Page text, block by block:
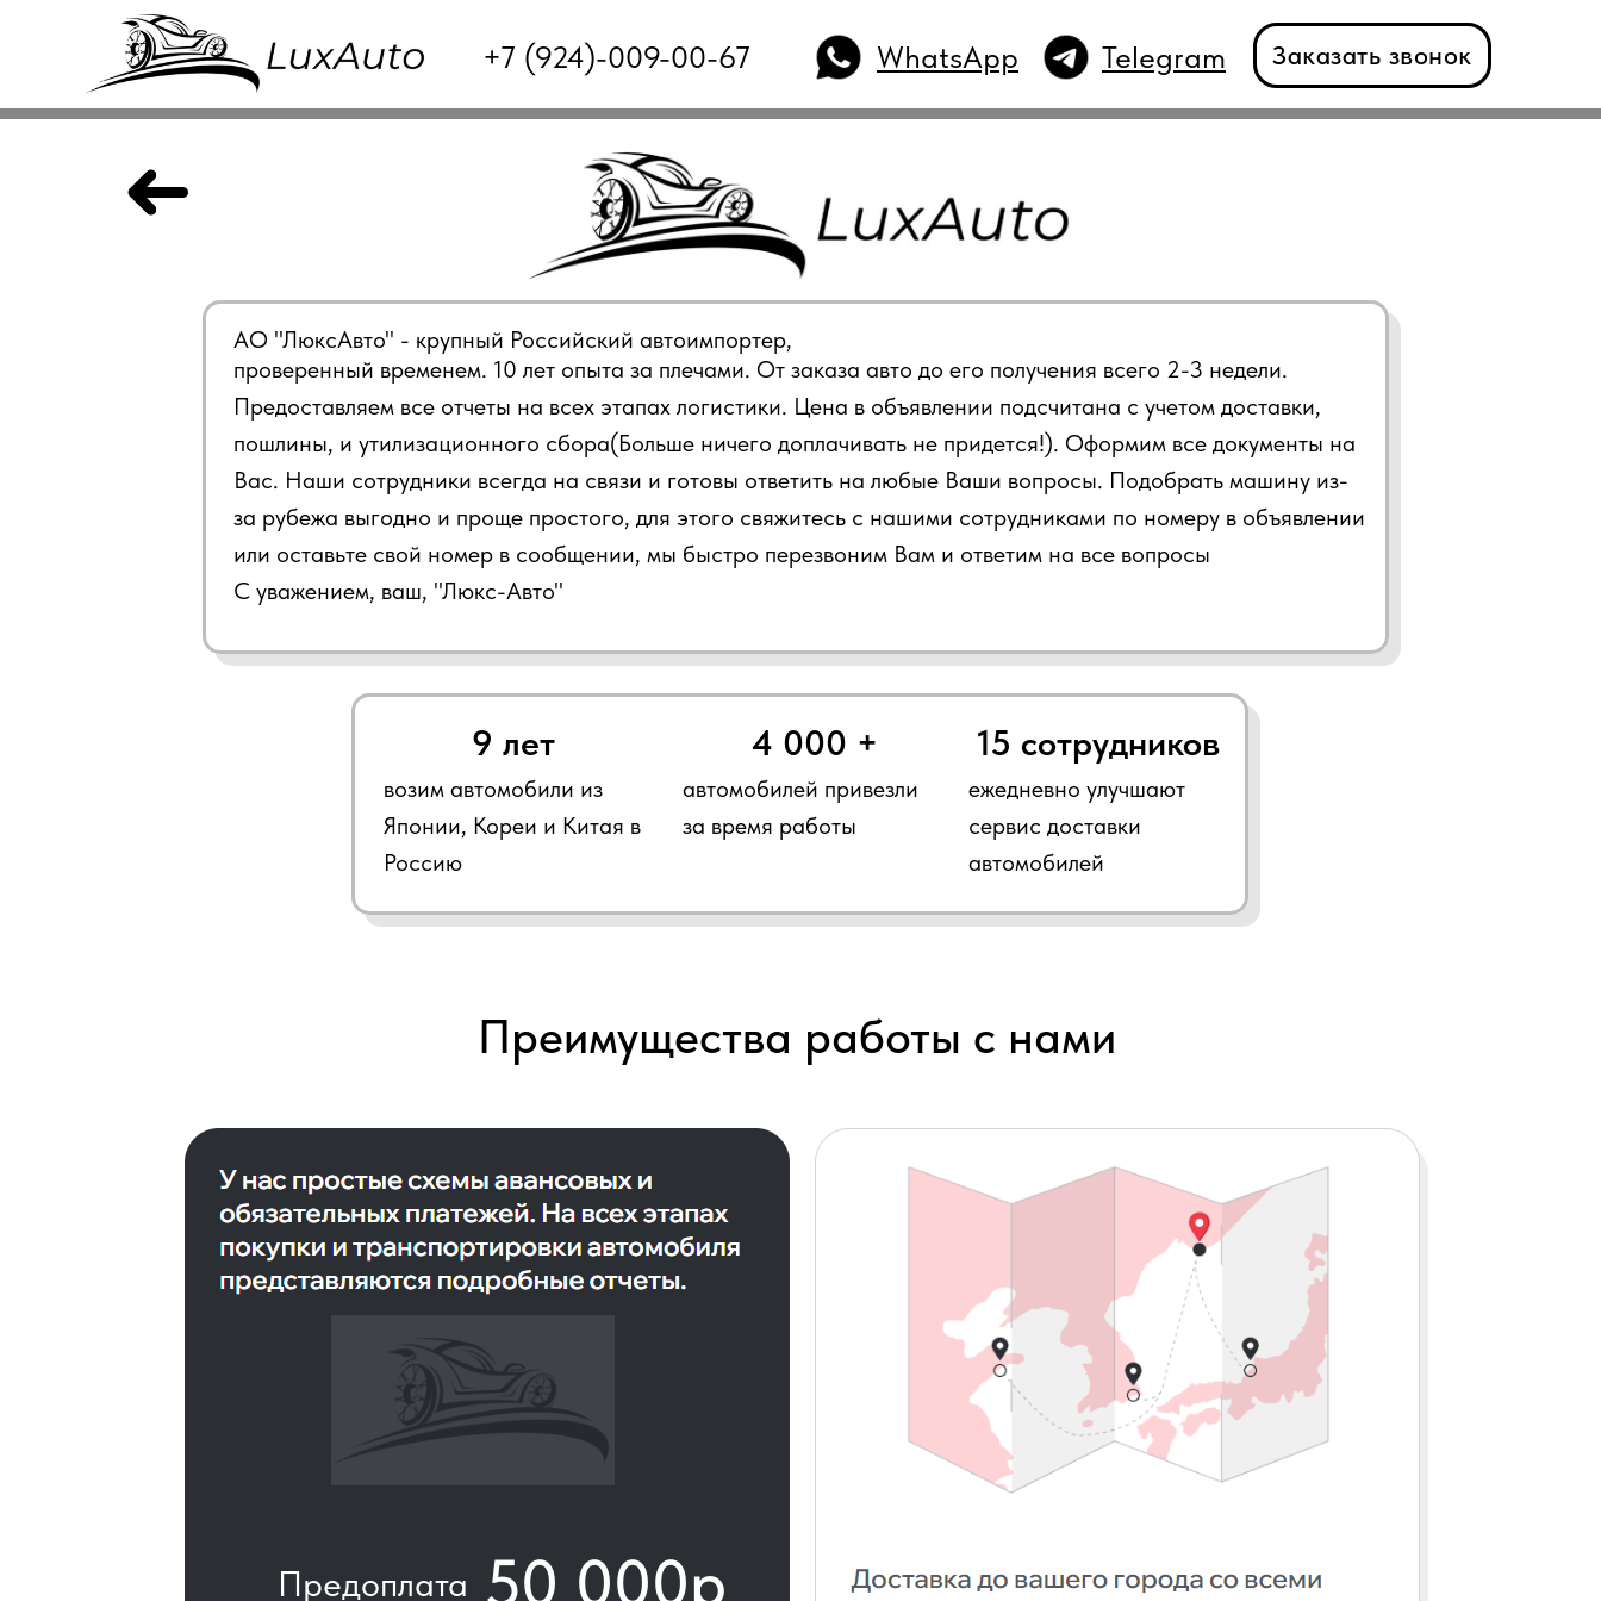
WhatsApp Telegram Заказать звонок
+7 (924)-009-00-67
проверенный временем. 10 лет опыта за плечами. От заказа авто до его получения всего 2-3 недели.
Предоставляем все отчеты на всех этапах логистики. Цена в объявлении подсчитана с учетом доставки,
пошлины, и утилизационного сбора(Больше ничего доплачивать не придется!). Оформим все документы на
Вас. Наши сотрудники всегда на связи и готовы ответить на любые Ваши вопросы. Подобрать машину из-
за рубежа выгодно и проще простого, для этого свяжитесь с нашими сотрудниками по номеру в объявлении
или оставьте свой номер в сообщении, мы быстро перезвоним Вам и ответим на все вопросы
С уважением, ваш, "Люкс-Авто"
АО "ЛюксАвто" - крупный Российский автоимпортер,
возим автомобили из
Японии, Кореи и Китая в
Россию
9 лет
автомобилей привезли
за время работы
4 000 +
ежедневно улучшают
сервис доставки
автомобилей
15 сотрудников
Преимущества работы с нами
50 000р
Предоплата